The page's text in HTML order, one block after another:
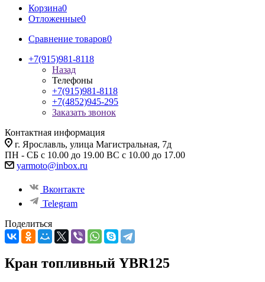
Корзина0
Отложенные0
Сравнение товаров0
+7(915)981-8118
Назад
Телефоны
+7(915)981-8118
+7(4852)945-295
Заказать звонок
Контактная информация
г. Ярославль, улица Магистральная, 7д
ПН - СБ с 10.00 до 19.00 ВС с 10.00 до 17.00
yarmoto@inbox.ru
Вконтакте
Telegram
Поделиться
Кран топливный YBR125